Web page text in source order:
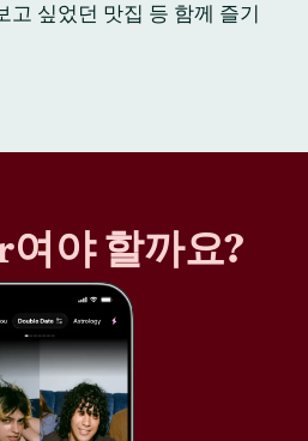
고 싶었던 맛집 등 함께 즐기
야 할까요?